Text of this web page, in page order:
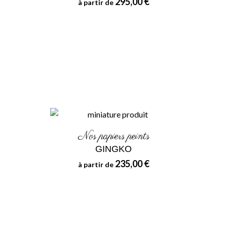
à partir de
Nos papiers peints
GINGKO
à partir de 235,00 €